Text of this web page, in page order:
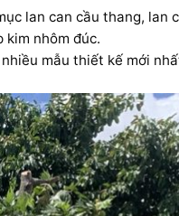
lan can cầu thang, lan
nhôm đúc.
mẫu thiết kế mới